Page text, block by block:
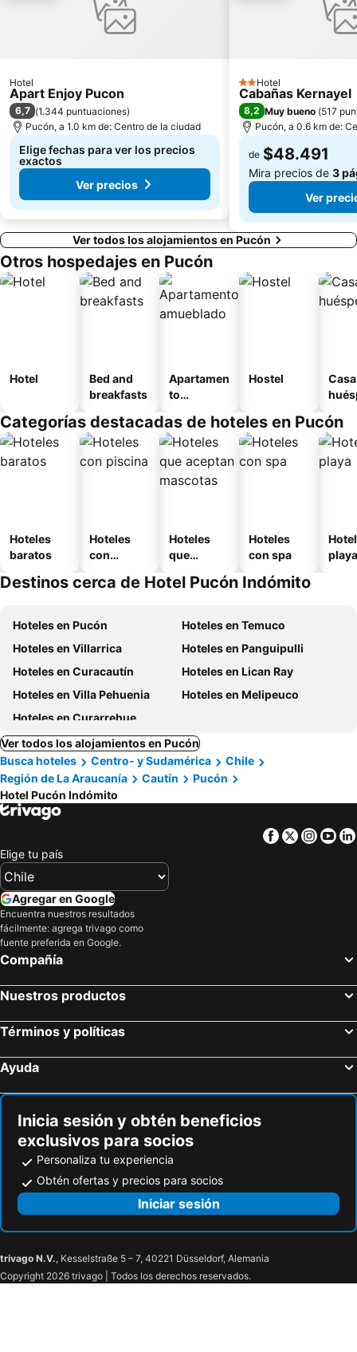
Hotel
Apart Enjoy Pucon
6,7 (1.344 puntuaciones)
Pucón, a 1.0 km de: Centro de la ciudad
Elige fechas para ver los precios
exactos
Ver precios
2 Estrellas
Hotel
Cabañas Kernayel
8,2 Muy bueno (517
Pucón, a 0.6 km de:
de $48.491
Mira precios de 3
Ver
Ver todos los alojamientos en Pucón
Otros hospedajes en Pucón
Hotel
Bed and
breakfasts
Apartamen
to
o
Hostel
Categorías destacadas de hoteles en Pucón
Hoteles
baratos
Hoteles
con
Hoteles
que
mascotas
Hoteles
con spa
playa
Destinos cerca de Hotel Pucón Indómito
Hoteles en Pucón
Hoteles en Temuco
Hoteles en Villarrica
Hoteles en Panguipulli
Hoteles en Curacautín
Hoteles en Lican Ray
Hoteles en Villa Pehuenia
Hoteles en Melipeuco
Hoteles en Curarrehue
Ver todos los alojamientos en Pucón
Busca hoteles
Centro- y Sudamérica
Chile
Región de La Araucanía
Cautín
Pucón
Hotel Pucón Indómito
Facebook
Twitter
Elige tu país
Agregar en Google
Encuentra nuestros resultados
fácilmente: agrega trivago como
fuente preferida en Google.
Compañía
Nuestros productos
Términos y políticas
Ayuda
Inicia sesión y obtén beneficios
exclusivos para socios
Personaliza tu experiencia
Obtén ofertas y precios para socios
Iniciar sesión
trivago N.V., Kesselstraße 5 – 7, 40221 Düsseldorf, Alemania
Copyright 2026 trivago | Todos los derechos reservados.